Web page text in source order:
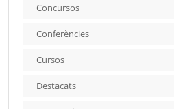
Concursos
Conferències
Cursos
Destacats